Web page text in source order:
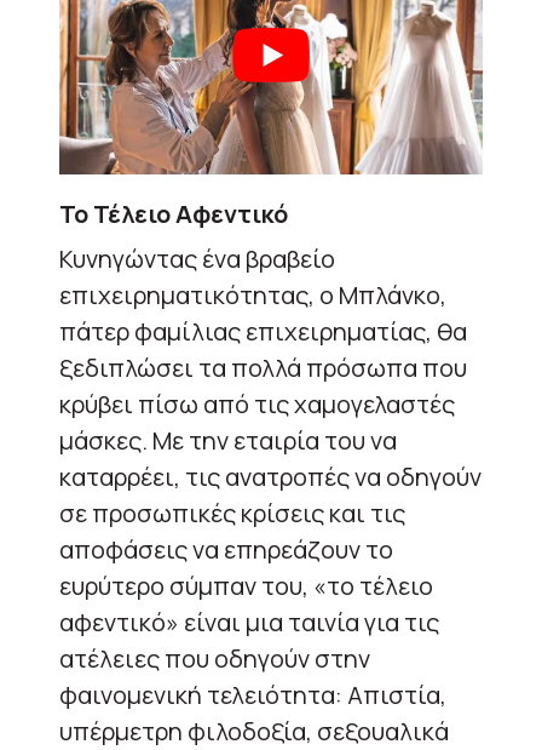
Το Τέλειο Αφεντικό
Κυνηγώντας ένα βραβείο
επιχειρηματικότητας, ο Μπλάνκο,
πάτερ φαμίλιας επιχειρηματίας, θα
ξεδιπλώσει τα πολλά πρόσωπα που
κρύβει πίσω από τις χαμογελαστές
μάσκες. Με την εταιρία του να
καταρρέει, τις ανατροπές να οδηγούν
σε προσωπικές κρίσεις και τις
αποφάσεις να επηρεάζουν το
ευρύτερο σύμπαν του, «το τέλειο
αφεντικό» είναι μια ταινία για τις
ατέλειες που οδηγούν στην
φαινομενική τελειότητα: Απιστία,
υπέρμετρη φιλοδοξία, σεξουαλικά